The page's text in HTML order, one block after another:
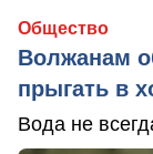
Общество
Волжанам
прыгать в
Вода не